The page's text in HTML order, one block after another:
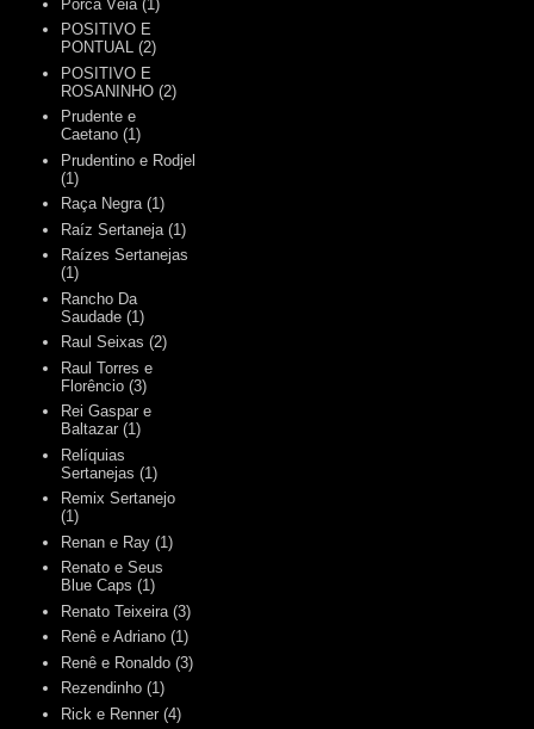
Porca Véia (1)
POSITIVO E
PONTUAL (2)
POSITIVO E
ROSANINHO (2)
Prudente e
Caetano (1)
Prudentino e Rodjel
(1)
Raça Negra (1)
Raíz Sertaneja (1)
Raízes Sertanejas
(1)
Rancho Da
Saudade (1)
Raul Seixas (2)
Raul Torres e
Florêncio (3)
Rei Gaspar e
Baltazar (1)
Relíquias
Sertanejas (1)
Remix Sertanejo
(1)
Renan e Ray (1)
Renato e Seus
Blue Caps (1)
Renato Teixeira (3)
Renê e Adriano (1)
Renê e Ronaldo (3)
Rezendinho (1)
Rick e Renner (4)